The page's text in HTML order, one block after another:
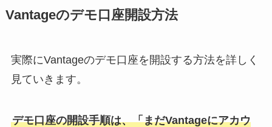
Vantageのデモ口座開設方法
実際にVantageのデモ口座を開設する方法を詳しく
見ていきます。
デモ口座の開設手順は、「まだVantageにアカウ